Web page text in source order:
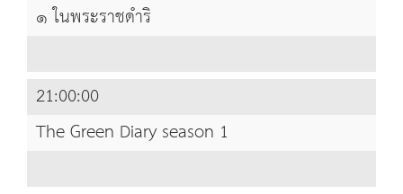
๑ ในพระราชดำริ
21:00:00
The Green Diary season 1